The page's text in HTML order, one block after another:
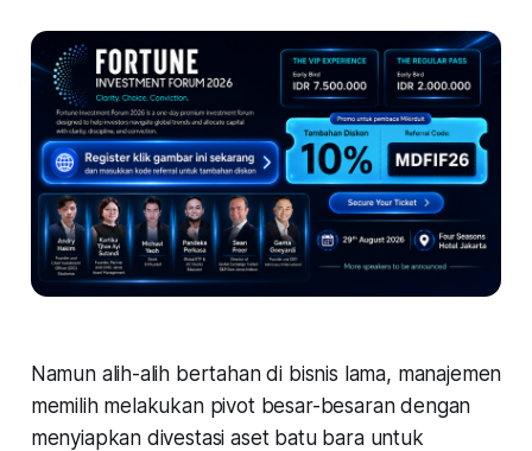
Namun alih-alih bertahan di bisnis lama, manajemen
memilih melakukan pivot besar-besaran dengan
menyiapkan divestasi aset batu bara untuk